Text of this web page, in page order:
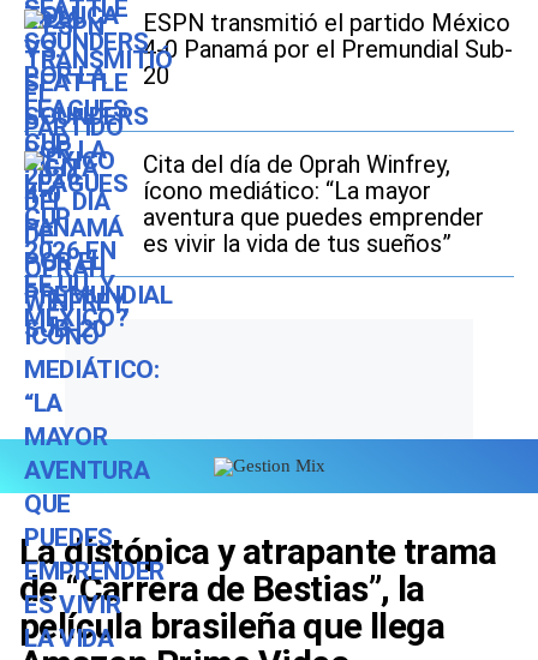
ESPN transmitió el partido México
4-0 Panamá por el Premundial Sub-
20
Cita del día de Oprah Winfrey,
ícono mediático: “La mayor
aventura que puedes emprender
es vivir la vida de tus sueños”